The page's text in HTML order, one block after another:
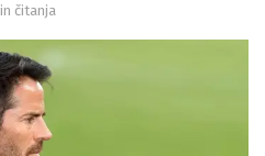
čitanja